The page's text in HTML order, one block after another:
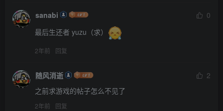
sanabi
0
最后生还者 yuzu（求）
2年前 回复
随风消逝
2
之前求游戏的帖子怎么不见了
2年前 回复